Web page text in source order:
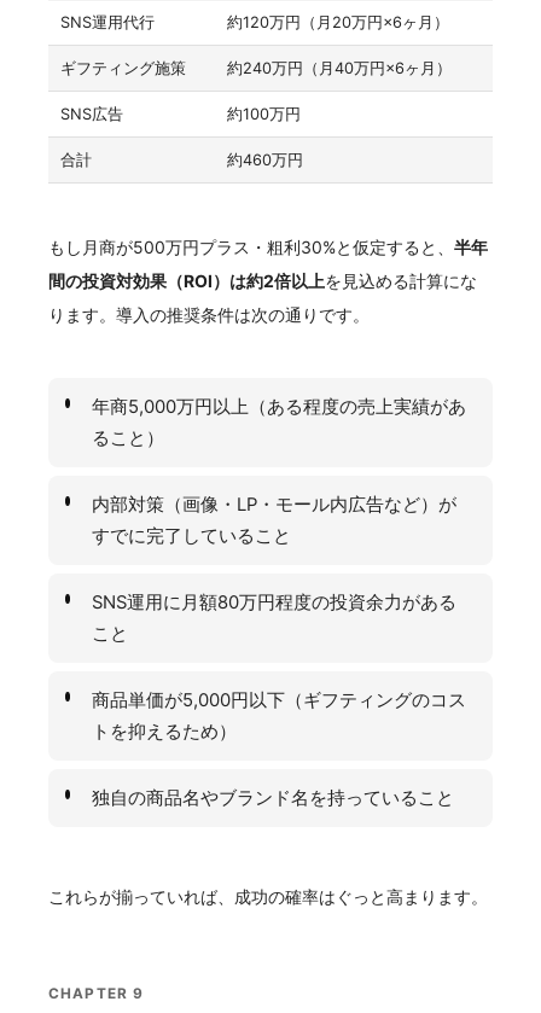
SNS運用代行 約120万円（月20万円×6ヶ月）
ギフティング施策 約240万円（月40万円×6ヶ月）
SNS広告 約100万円
合計 約460万円
もし月商が500万円プラス・粗利30%と仮定すると、 半年
間の投資対効果（ROI）は約2倍以上を見込める計算にな
ります。導入の推奨条件は次の通りです。
年商5,000万円以上（ある程度の売上実績があ
ること）
内部対策（画像・LP・モール内広告など）が
すでに完了していること
SNS運用に月額80万円程度の投資余力がある
こと
商品単価が5,000円以下（ギフティングのコス
トを抑えるため）
独自の商品名やブランド名を持っていること
これらが揃っていれば、成功の確率はぐっと高まります。
CHAPTER 9